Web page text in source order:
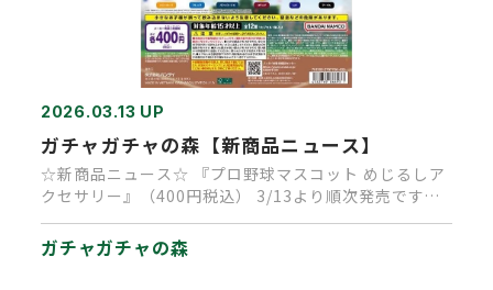
2026.03.13 UP
ガチャガチャの森【新商品ニュース】
☆新商品ニュース☆ 『プロ野球マスコット めじるしア
クセサリー』（400円税込） 3/13より順次発売です！
プロ野球1…
ガチャガチャの森